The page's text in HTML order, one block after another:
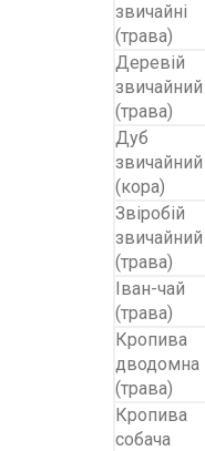
звичайні
(трава)
Деревій
звичайний
(трава)
Дуб
звичайний
(кора)
Звіробій
звичайний
(трава)
Іван-чай
(трава)
Кропива
дводомна
(трава)
Кропива
собача